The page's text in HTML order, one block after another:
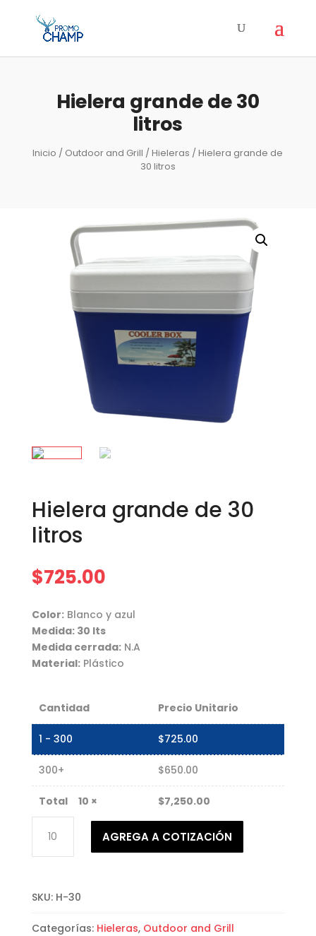
Hielera grande de 30
litros
Inicio / Outdoor and Grill /Hieleras / Hielera grande de
30 litros
Hielera grande de 30
litros
$725.00
Color:Blanco y azul
Medida: 30 lts
Medida cerrada:N.A
Material:Plástico
Cantidad Precio Unitario
1 - 300 $725.00
300+ $650.00
10 × $7,250.00
grande
de
cantidad
AGREGA A COTIZACIÓN
SKU: H-30
Categorías: Hieleras, Outdoor and Grill